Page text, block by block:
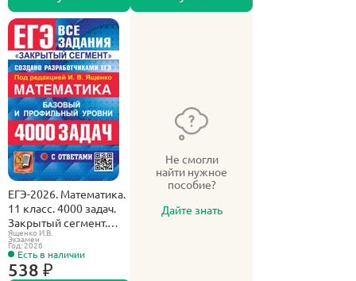
ЕГЭ-2026. Математика.
11 класс. 4000 задач.
Закрытый сегмент.
Банк заданий. Базовый
и профильный уровни.
Ященко И.В.
Экзамен
Год: 2026
Есть в наличии
538 ₽
Не смогли
найти нужное
пособие?
Дайте знать